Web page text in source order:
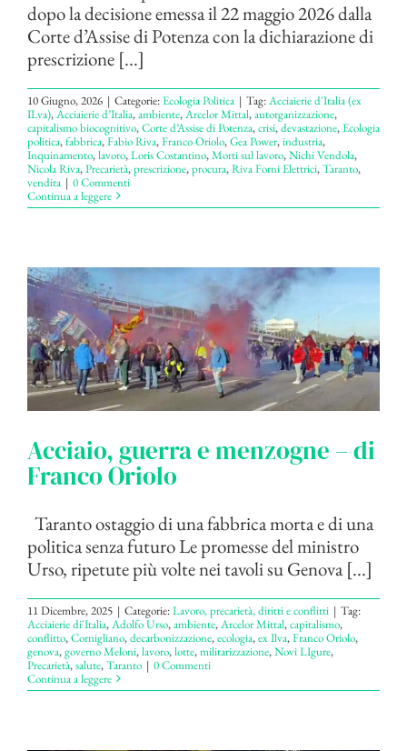
dopo la decisione emessa il 22 maggio 2026 dalla
Corte d’Assise di Potenza con la dichiarazione di
prescrizione [...]
10 Giugno, 2026 | Categorie:Ecologia Politica | Tag:Acciaierie d'Italia (ex
ILva),Acciaierie d’Italia,ambiente,Arcelor Mittal,autorganizzazione,
capitalismo biocognitivo,Corte d’Assise di Potenza,crisi,devastazione,Ecologia
politica,fabbrica,Fabio Riva,Franco Oriolo,Gea Power,industria,
Inquinamento,lavoro,Loris Costantino,Morti sul lavoro,Nichi Vendola,
Nicola Riva,Precarietà,prescrizione,procura,Riva Forni Elettrici,Taranto,
vendita | 0 Commenti
Continua a leggere
Acciaio, guerra e menzogne – di
Franco Oriolo
Taranto ostaggio di una fabbrica morta e di una
politica senza futuro Le promesse del ministro
Urso, ripetute più volte nei tavoli su Genova [...]
11 Dicembre, 2025 | Categorie:Lavoro, precarietà, diritti e conflitti | Tag:
Acciaierie di'Italia,Adolfo Urso,ambiente,Arcelor Mittal,capitalismo,
conflitto,Cornigliano,decarbonizzazione,ecologia,ex Ilva,Franco Oriolo,
genova,governo Meloni,lavoro,lotte,militarizzazione,Novi LIgure,
Precarietà,salute,Taranto | 0 Commenti
Continua a leggere